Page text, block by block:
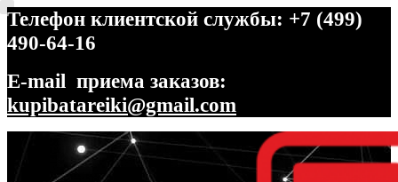
Телефон клиентской службы: +7 (499)
490-64-16
E-mail приема заказов:
kupibatareiki@gmail.com
Перейти
навигации
Перейти
содержимому